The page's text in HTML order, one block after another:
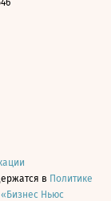
в Политике
Ньюс